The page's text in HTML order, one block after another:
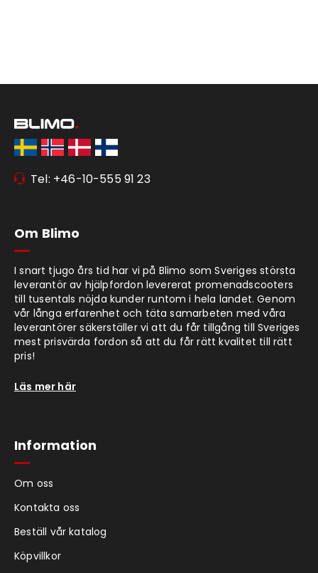
Tel: +46-10-555 91 23
Om Blimo
I snart tjugo års tid har vi på Blimo som Sveriges största
leverantör av hjälpfordon levererat promenadscooters
till tusentals nöjda kunder runtom i hela landet. Genom
vår långa erfarenhet och täta samarbeten med våra
leverantörer säkerställer vi att du får tillgång till Sveriges
mest prisvärda fordon så att du får rätt kvalitet till rätt
pris!
Läs mer här
Information
Om oss
Kontakta oss
Beställ vår katalog
Köpvillkor